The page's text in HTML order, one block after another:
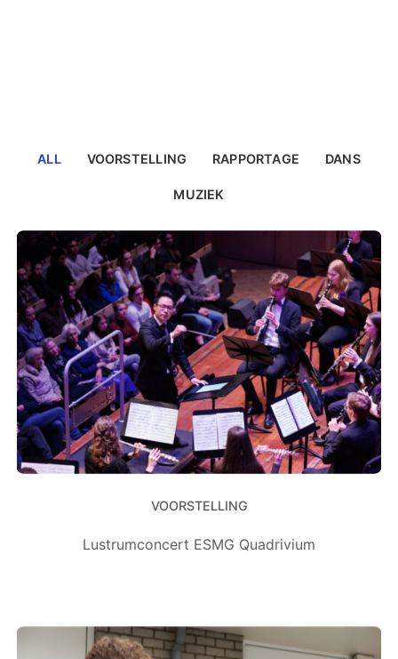
ALL VOORSTELLING RAPPORTAGE DANS
MUZIEK
VOORSTELLING
Lustrumconcert ESMG Quadrivium